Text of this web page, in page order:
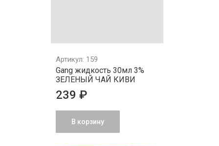
Артикул: 159
Gang жидкость 30мл 3%
ЗЕЛЕНЫЙ ЧАЙ КИВИ
239 ₽
В корзину